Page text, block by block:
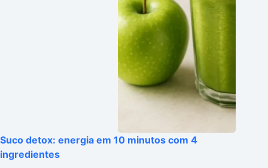
Suco detox: energia em 10 minutos com 4
ingredientes